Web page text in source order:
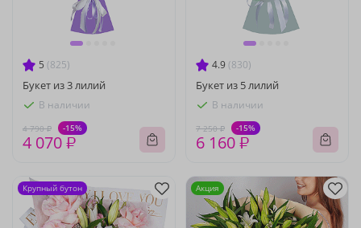
5 (825)
Букет из 3 лилий
В наличии
4 790 ₽ -15%
4 070 ₽
4.9 (830)
Букет из 5 лилий
В наличии
7 250 ₽ -15%
6 160 ₽
Крупный бутон Акция